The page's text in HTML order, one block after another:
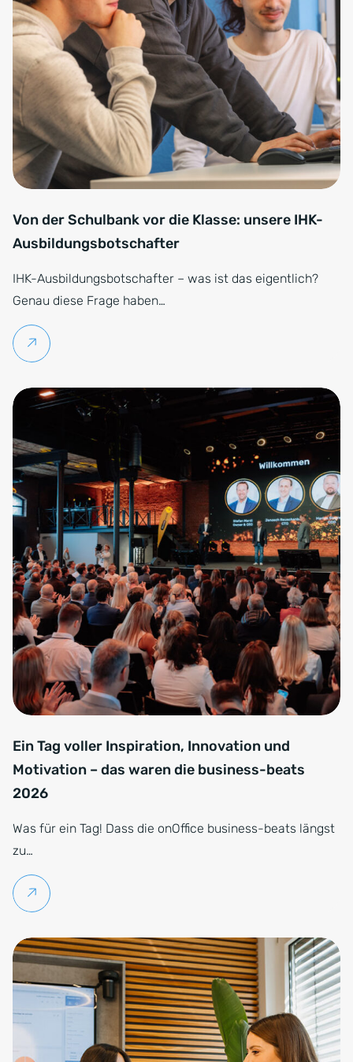
Von der Schulbank vor die Klasse: unsere IHK-
Ausbildungsbotschafter
IHK-Ausbildungsbotschafter – was ist das eigentlich?
Genau diese Frage haben…
Weiterlesen
Ein Tag voller Inspiration, Innovation und
Motivation – das waren die business-beats
2026
Was für ein Tag! Dass die onOffice business-beats längst
zu…
Weiterlesen